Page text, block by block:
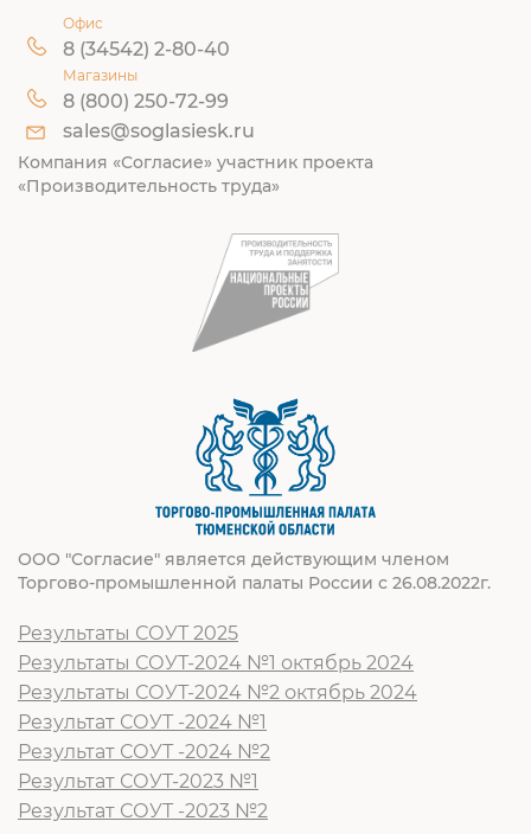
Офис
8 (34542) 2-80-40
Магазины
8 (800) 250-72-99
sales@soglasiesk.ru
Компания «Согласие» участник проекта
«Производительность труда»
ООО "Согласие" является действующим членом
Торгово-промышленной палаты России с 26.08.2022г.
Результаты СОУТ 2025
Результаты СОУТ-2024 №1 октябрь 2024
Результаты СОУТ-2024 №2 октябрь 2024
Результат СОУТ -2024 №1
Результат СОУТ -2024 №2
Результат СОУТ-2023 №1
Результат СОУТ -2023 №2